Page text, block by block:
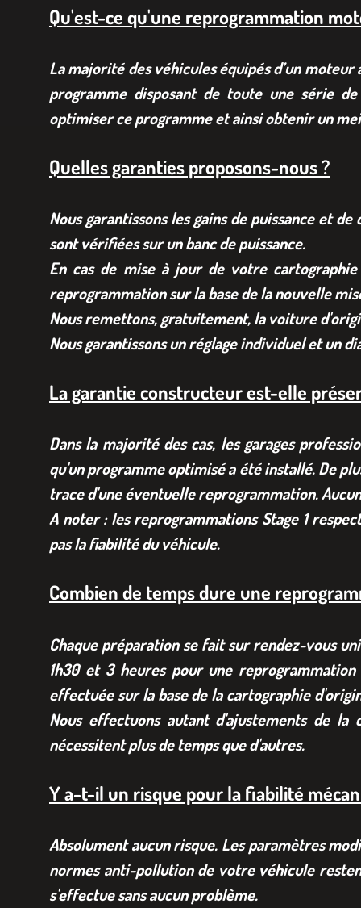
Qu'est-ce qu'une reprogrammation
La majorité des véhicules équipés d’un
programme disposant de toute une série
optimiser ce programme et ainsi obtenir un
Quelles garanties proposons-nous ?
Nous garantissons les gains de puissance et
sont vérifiées sur un banc de puissance.
En cas de mise à jour de votre
reprogrammation sur la base de la nouvelle
Nous remettons, gratuitement, la voiture
Nous garantissons un réglage individuel et un
La garantie constructeur est-elle
Dans la majorité des cas, les garages
qu'un programme optimisé a été installé. De
trace d'une éventuelle reprogrammation.
A noter : les reprogrammations Stage 1
pas la fiabilité du véhicule.
Combien de temps dure une
Chaque préparation se fait sur rendez-vous
1h30 et 3 heures pour une reprogrammation
effectuée sur la base de la cartographie
Nous effectuons autant d'ajustements de
nécessitent plus de temps que d'autres.
Y a-t-il un risque pour la fiabilité
Absolument aucun risque. Les paramètres
normes anti-pollution de votre véhicule
s'effectue sans aucun problème.